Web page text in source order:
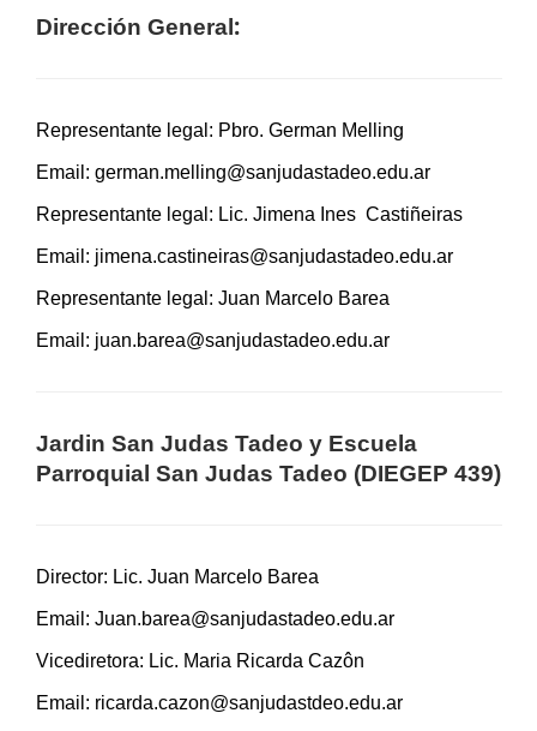
Dirección General :
Representante legal: Pbro. German Melling
Email: german.melling@sanjudastadeo.edu.ar
Representante legal: Lic. Jimena Ines Castiñeiras
Email: jimena.castineiras@sanjudastadeo.edu.ar
Representante legal: Juan Marcelo Barea
Email: juan.barea@sanjudastadeo.edu.ar
Jardin San Judas Tadeo y Escuela
Parroquial San Judas Tadeo (DIEGEP 439)
Director: Lic. Juan Marcelo Barea
Email: Juan.barea@sanjudastadeo.edu.ar
Vicediretora: Lic. Maria Ricarda Cazôn
Email: ricarda.cazon@sanjudastdeo.edu.ar